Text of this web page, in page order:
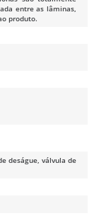
entre as lâminas,
produto.
deságue, válvula de